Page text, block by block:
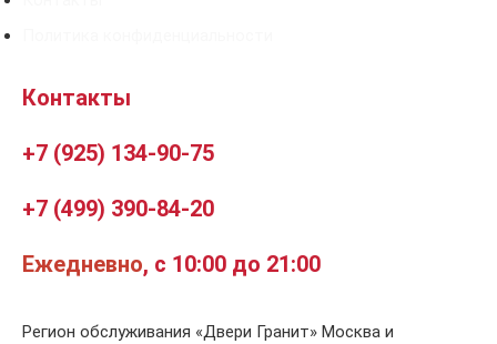
Контакты
+7 (925) 134-90-75
+7 (499) 390-84-20
Ежедневно, с 10:00 до 21:00
Регион обслуживания «Двери Гранит» Москва и